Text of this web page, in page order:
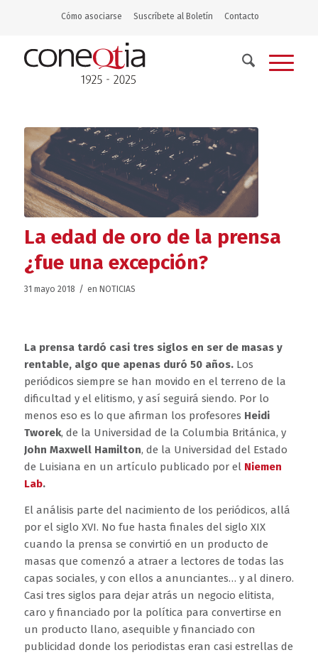
Cómo asociarse Suscríbete al Boletín Contacto
La edad de oro de la prensa
¿fue una excepción?
31 mayo 2018 / en NOTICIAS
La prensa tardó casi tres siglos en ser de masas y
rentable, algo que apenas duró 50 años.Los
periódicos siempre se han movido en el terreno de la
dificultad y el elitismo, y así seguirá siendo. Por lo
menos eso es lo que afirman los profesores Heidi
Tworek, de la Universidad de la Columbia Británica, y
John Maxwell Hamilton, de la Universidad del Estado
de Luisiana en un artículo publicado por el Niemen
Lab.
El análisis parte del nacimiento de los periódicos, allá
por el siglo XVI. No fue hasta finales del siglo XIX
cuando la prensa se convirtió en un producto de
masas que comenzó a atraer a lectores de todas las
capas sociales, y con ellos a anunciantes… y al dinero.
Casi tres siglos para dejar atrás un negocio elitista,
caro y financiado por la política para convertirse en
un producto llano, asequible y financiado con
publicidad donde los periodistas eran casi estrellas de